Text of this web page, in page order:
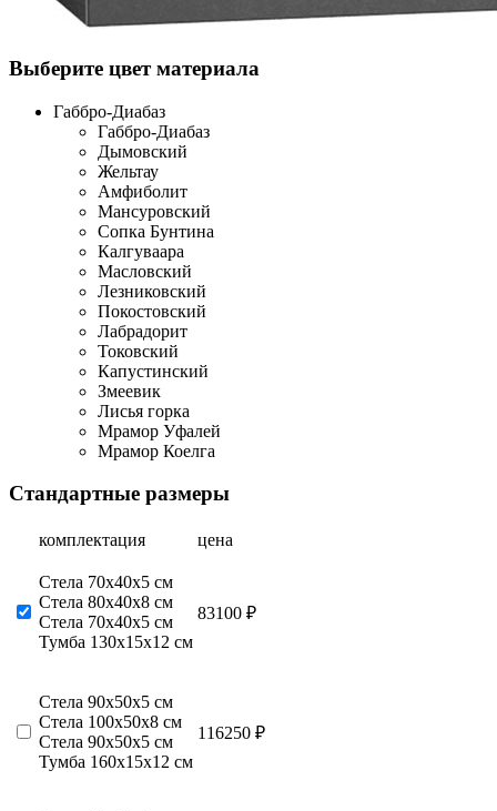
Выберите цвет материала
Габбро-Диабаз
Габбро-Диабаз
Дымовский
Жельтау
Амфиболит
Мансуровский
Сопка Бунтина
Калгуваара
Масловский
Лезниковский
Покостовский
Лабрадорит
Токовский
Капустинский
Змеевик
Лисья горка
Мрамор Уфалей
Мрамор Коелга
Стандартные размеры
комплектация цена
Стела 70х40х5 см
Стела 80х40х8 см
Стела 70х40х5 см
Тумба 130х15х12 см
83100 ₽
Стела 90х50х5 см
Стела 100х50х8 см
Стела 90х50х5 см
Тумба 160х15х12 см
116250 ₽